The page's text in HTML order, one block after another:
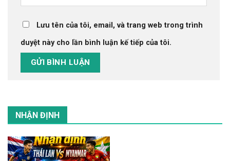
Lưu tên của tôi, email, và trang web trong trình
duyệt này cho lần bình luận kế tiếp của tôi.
NHẬN ĐỊNH